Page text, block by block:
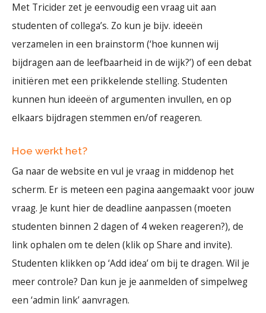
Met Tricider zet je eenvoudig een vraag uit aan
studenten of collega’s. Zo kun je bijv. ideeën
verzamelen in een brainstorm (‘hoe kunnen wij
bijdragen aan de leefbaarheid in de wijk?’) of een debat
initiëren met een prikkelende stelling. Studenten
kunnen hun ideeën of argumenten invullen, en op
elkaars bijdragen stemmen en/of reageren.
Hoe werkt het?
Ga naar de website en vul je vraag in middenop het
scherm. Er is meteen een pagina aangemaakt voor jouw
vraag. Je kunt hier de deadline aanpassen (moeten
studenten binnen 2 dagen of 4 weken reageren?), de
link ophalen om te delen (klik op Share and invite).
Studenten klikken op ‘Add idea’ om bij te dragen. Wil je
meer controle? Dan kun je je aanmelden of simpelweg
een ‘admin link’ aanvragen.